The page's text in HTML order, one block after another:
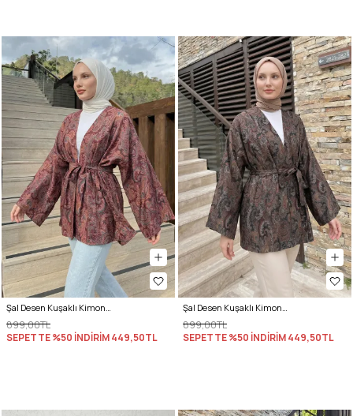
Şal Desen Kuşaklı Kimono 2375 - MÜRDÜM
899,00TL
SEPETTE %50 İNDİRİM449,50TL
Şal Desen Kuşaklı Kimono 2375 - KOYU KAHVE
899,00TL
SEPETTE %50 İNDİRİM449,50TL